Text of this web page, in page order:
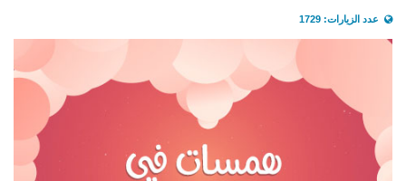
عدد الزيارات: 1729